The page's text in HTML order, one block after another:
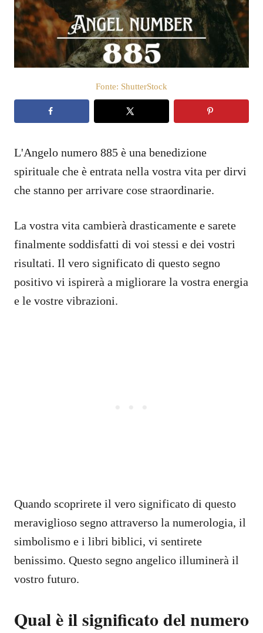
a
t
o
Fonte: ShutterStock
L'Angelo numero 885 è una benedizione
spirituale che è entrata nella vostra vita per dirvi
che stanno per arrivare cose straordinarie.
La vostra vita cambierà drasticamente e sarete
finalmente soddisfatti di voi stessi e dei vostri
risultati. Il vero significato di questo segno
positivo vi ispirerà a migliorare la vostra energia
e le vostre vibrazioni.
Quando scoprirete il vero significato di questo
meraviglioso segno attraverso la numerologia, il
simbolismo e i libri biblici, vi sentirete
benissimo. Questo segno angelico illuminerà il
vostro futuro.
Qual è il significato del numero